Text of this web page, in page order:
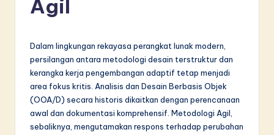
si
Agil
Dalam lingkungan rekayasa perangkat lunak modern,
persilangan antara metodologi desain terstruktur dan
kerangka kerja pengembangan adaptif tetap menjadi
area fokus kritis. Analisis dan Desain Berbasis Objek
(OOA/D) secara historis dikaitkan dengan perencanaan
awal dan dokumentasi komprehensif. Metodologi Agil,
sebaliknya, mengutamakan respons terhadap perubahan